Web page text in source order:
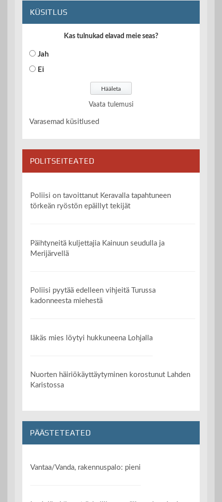
KÜSITLUS
Kas tulnukad elavad meie seas?
Jah
Ei
Vaata tulemusi
Varasemad küsitlused
POLITSEITEATED
Poliisi on tavoittanut Keravalla tapahtuneen
törkeän ryöstön epäillyt tekijät
Päihtyneitä kuljettajia Kainuun seudulla ja
Merijärvellä
Poliisi pyytää edelleen vihjeitä Turussa
kadonneesta miehestä
Iäkäs mies löytyi hukkuneena Lohjalla
Nuorten häiriökäyttäytyminen korostunut Lahden
Karistossa
PÄÄSTETEATED
Vantaa/Vanda, rakennuspalo: pieni